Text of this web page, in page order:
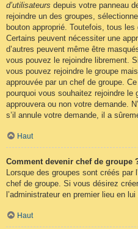
d’utilisateurs depuis votre panneau
rejoindre un des groupes,
bouton approprié. Toutefois, tous
Certains peuvent nécessiter une
d’autres peuvent même être
vous pouvez le rejoindre librement.
vous pouvez rejoindre le groupe
approuvée par un chef de groupe.
pourquoi vous souhaitez rejoindre le
approuvera ou non votre demande.
s’il annule votre demande, il a
Haut
Comment devenir chef de groupe
Lorsque des groupes sont créés par
chef de groupe. Si vous désirez
l’administrateur en premier lieu en
Haut